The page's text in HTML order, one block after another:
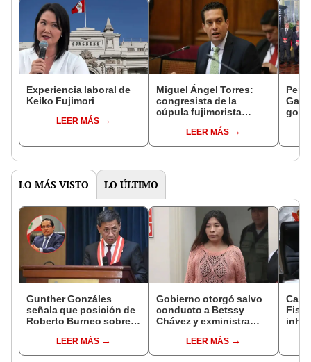
Experiencia laboral de
Keiko Fujimori
LEER MÁS
Miguel Ángel Torres:
congresista de la
cúpula fujimorista
del SenadoLEER MÁS
LO MÁS VISTO LO ÚLTIMO
Gunther Gonzáles
señala que posición de
Roberto Burneo sobre
Aliaga no representan al
JNE
LEER MÁS
Gobierno otorgó salvo
conducto a Betssy
Chávez y exministra
madrugadaLEER MÁS